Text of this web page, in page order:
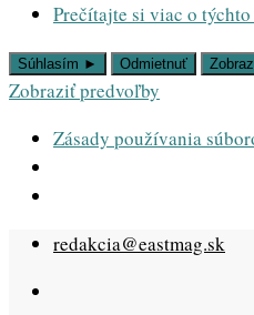
Prečítajte si viac o
Súhlasím ► Odmietnuť
Zobraziť predvoľby
Zásady používania
Skip
content
redakcia@eastmag.sk